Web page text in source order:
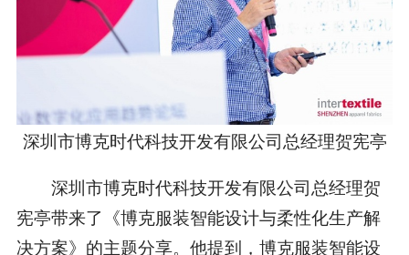
深圳市博克时代科技开发有限公司总经理贺宪亭
深圳市博克时代科技开发有限公司总经理贺
宪亭带来了《博克服装智能设计与柔性化生产解
决方案》的主题分享。他提到，博克服装智能设